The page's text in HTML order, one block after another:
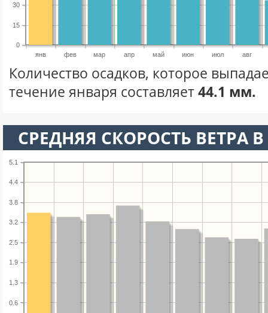
янв фев мар апр май июн июл авг
0
15
30
Количество осадков, которое
течение января составляет44.1 мм.
СРЕДНЯЯ СКОРОСТЬ ВЕТРА
0.6
1.3
1.9
2.5
3.2
3.8
4.4
5.1